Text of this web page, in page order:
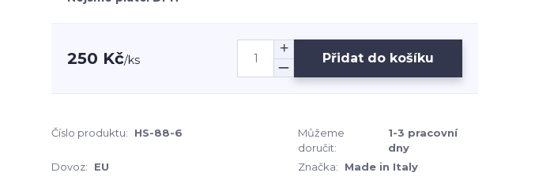
250 Kč/ks Přidat do košíku
Číslo produktu: HS-88-6
Můžeme
doručit:
1-3 pracovní
dny
Dovoz:
EU Značka: Made in Italy